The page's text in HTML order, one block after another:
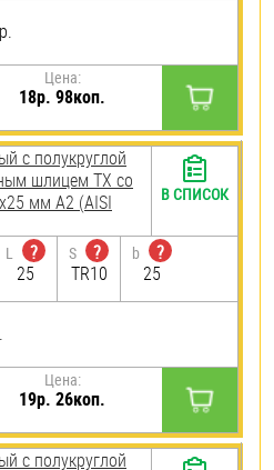
Цена:
18р. 98коп.
с полукруглой
шлицем TX со
мм А2 (AISI
L
?
25
S
?
TR10
b
?
25
Цена:
19р. 26коп.
В СПИСОК
с полукруглой